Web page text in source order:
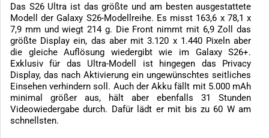
Das S26 Ultra ist das größte und am besten ausgestattete
Modell der Galaxy S26-Modellreihe. Es misst 163,6 x 78,1 x
7,9 mm und wiegt 214 g. Die Front nimmt mit 6,9 Zoll das
größte Display ein, das aber mit 3.120 x 1.440 Pixeln aber
die gleiche Auflösung wiedergibt wie im Galaxy S26+.
Exklusiv für das Ultra-Modell ist hingegen das Privacy
Display, das nach Aktivierung ein ungewünschtes seitliches
Einsehen verhindern soll. Auch der Akku fällt mit 5.000 mAh
minimal größer aus, hält aber ebenfalls 31 Stunden
Videowiedergabe durch. Dafür lädt er mit bis zu 60 W am
schnellsten.